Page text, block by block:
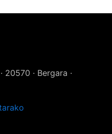
20570 · Bergara ·